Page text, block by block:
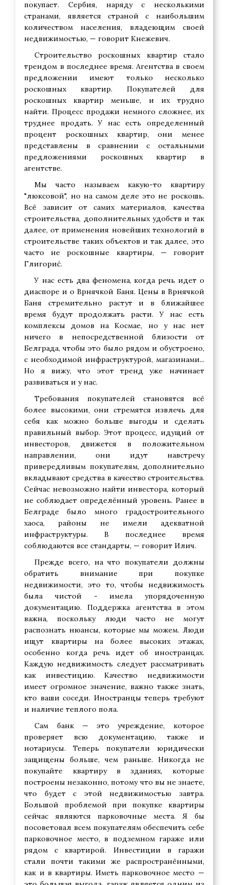
покупает. Сербия, наряду с несколькими
странами, является страной с наибольшим
количеством населения, владеющим своей
недвижимостью, — говорит Кнежевич.
Строительство роскошных квартир стало
трендом в последнее время. Агентства в своем
предложении имеют только несколько
роскошных квартир. Покупателей для
роскошных квартир меньше, и их трудно
найти. Процесс продажи немного сложнее, их
труднее продать. У нас есть определенный
процент роскошных квартир, они менее
представлены в сравнении с остальными
предложениями роскошных квартир в
агентстве.
Мы часто называем какую-то квартиру
"люксовой", но на самом деле это не роскошь.
Всё зависит от самих материалов, качества
строительства, дополнительных удобств и так
далее, от применения новейших технологий в
строительстве таких объектов и так далее, это
часто не роскошные квартиры, — говорит
Глигориć.
У нас есть два феномена, когда речь идет о
диаспоре и о Врнячкой Баня. Цены в Врнячкой
Баня стремительно растут и в ближайшее
время будут продолжать расти. У нас есть
комплексы домов на Космае, но у нас нет
ничего в непосредственной близости от
Белграда, чтобы это было рядом и обустроено,
с необходимой инфраструктурой, магазинами...
Но я вижу, что этот тренд уже начинает
развиваться и у нас.
Требования покупателей становятся всё
более высокими, они стремятся извлечь для
себя как можно больше выгоды и сделать
правильный выбор. Этот процесс, идущий от
инвесторов, движется в положительном
направлении, они идут навстречу
привередливым покупателям, дополнительно
вкладывают средства в качество строительства.
Сейчас невозможно найти инвестора, который
не соблюдает определённый уровень. Ранее в
Белграде было много градостроительного
хаоса, районы не имели адекватной
инфраструктуры. В последнее время
соблюдаются все стандарты, — говорит Илич.
Прежде всего, на что покупатели должны
обратить внимание при покупке
недвижимости, это то, чтобы недвижимость
была чистой - имела упорядоченную
документацию. Поддержка агентства в этом
важна, поскольку люди часто не могут
распознать нюансы, которые мы можем. Люди
ищут квартиры на более высоких этажах,
особенно когда речь идет об иностранцах.
Каждую недвижимость следует рассматривать
как инвестицию. Качество недвижимости
имеет огромное значение, важно также знать,
кто ваши соседи. Иностранцы теперь требуют
и наличие теплого пола.
Сам банк — это учреждение, которое
проверяет всю документацию, также и
нотариусы. Теперь покупатели юридически
защищены больше, чем раньше. Никогда не
покупайте квартиру в зданиях, которые
построены незаконно, потому что вы не знаете,
что будет с этой недвижимостью завтра.
Большой проблемой при покупке квартиры
сейчас являются парковочные места. Я бы
посоветовал всем покупателям обеспечить себе
парковочное место, в подземном гараже или
рядом с квартирой. Инвестиции в гаражи
стали почти такими же распространёнными,
как и в квартиры. Иметь парковочное место —